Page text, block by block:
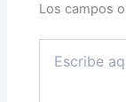
Los campos
aquí...